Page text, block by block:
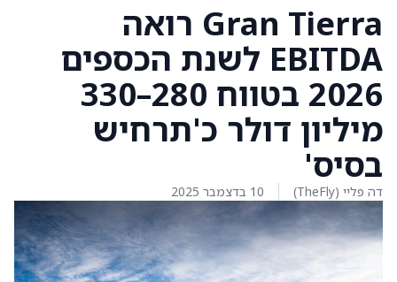
Gran Tierra רואה
EBITDA לשנת הכספים
2026 בטווח 280–330
מיליון דולר כ'תרחיש
בסיס'
דה פליי (TheFly) 10 בדצמבר 2025